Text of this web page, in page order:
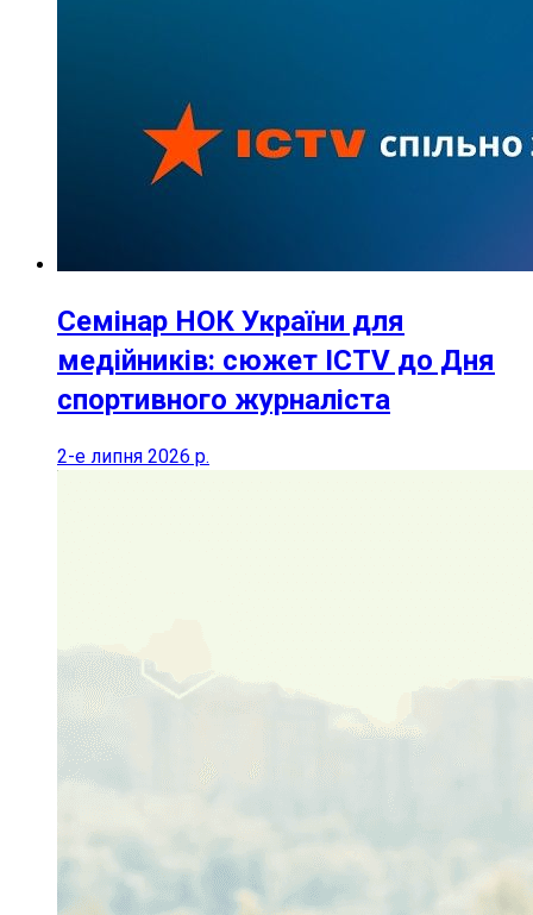
Семінар НОК України для
медійників: сюжет ICTV до Дня
спортивного журналіста
2-е липня 2026 р.